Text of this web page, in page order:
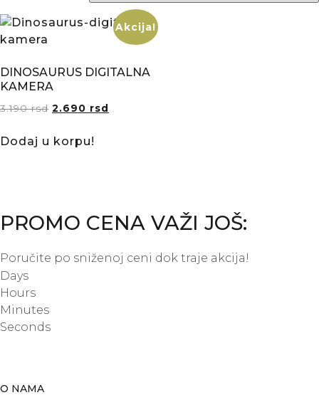
Akcija!
DINOSAURUS DIGITALNA
KAMERA
3.190rsd 2.690 rsd
Dodaj u korpu!
PROMO CENA VAŽI JOŠ:
Poručite po sniženoj ceni dok traje akcija!
Days
Hours
Minutes
Seconds
O NAMA